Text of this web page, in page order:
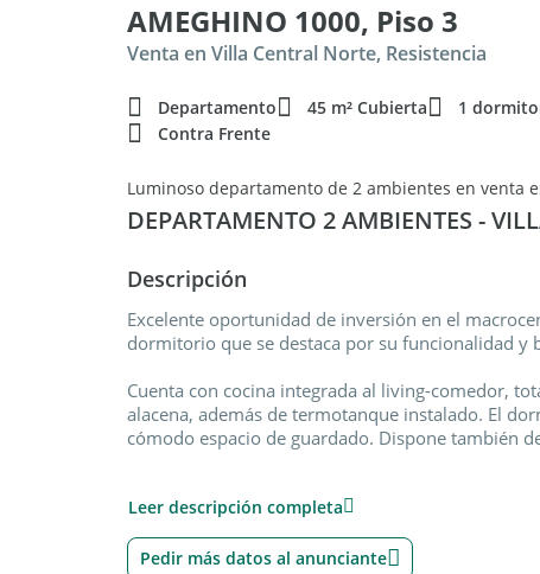
AMEGHINO 1000, Piso 3
Venta en Villa Central Norte, Resistencia
Departamento 45 m² Cubierta 1
Contra Frente
DEPARTAMENTO 2 AMBIENTES -
Descripción
Excelente oportunidad de inversión en el
dormitorio que se destaca por su funcionalidad y
Cuenta con cocina integrada al living-comedor,
alacena, además de termotanque instalado. El
cómodo espacio de guardado. Dispone también
cochera, un valor agregado muy buscado en la
Ideal tanto para vivienda propia como para renta,
Leer descripción completa
Pedir más datos al anunciante